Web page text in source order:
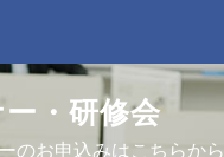
・研修会
のお申込みはこちらから